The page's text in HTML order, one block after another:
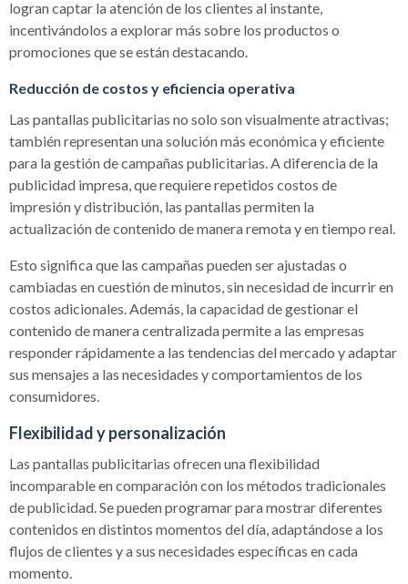
logran captar la atención de los clientes al instante,
incentivándolos a explorar más sobre los productos o
promociones que se están destacando.
Reducción de costos y eficiencia operativa
Las pantallas publicitarias no solo son visualmente atractivas;
también representan una solución más económica y eficiente
para la gestión de campañas publicitarias. A diferencia de la
publicidad impresa, que requiere repetidos costos de
impresión y distribución, las pantallas permiten la
actualización de contenido de manera remota y en tiempo real.
Esto significa que las campañas pueden ser ajustadas o
cambiadas en cuestión de minutos, sin necesidad de incurrir en
costos adicionales. Además, la capacidad de gestionar el
contenido de manera centralizada permite a las empresas
responder rápidamente a las tendencias del mercado y adaptar
sus mensajes a las necesidades y comportamientos de los
consumidores.
Flexibilidad y personalización
Las pantallas publicitarias ofrecen una flexibilidad
incomparable en comparación con los métodos tradicionales
de publicidad. Se pueden programar para mostrar diferentes
contenidos en distintos momentos del día, adaptándose a los
flujos de clientes y a sus necesidades específicas en cada
momento.